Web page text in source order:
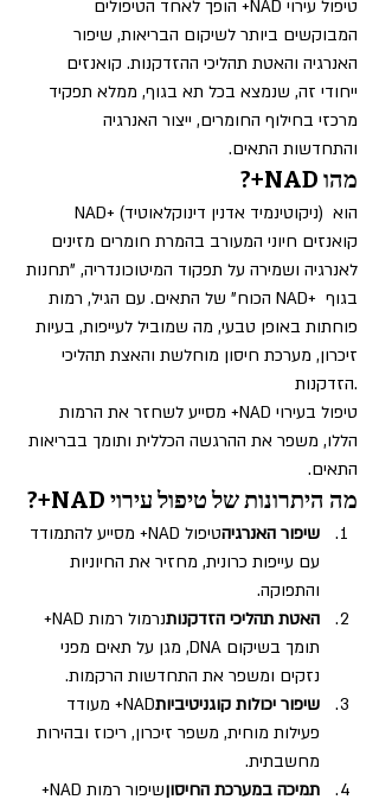
טיפול עירוי NAD+ הופך לאחד הטיפולים
המבוקשים ביותר לשיקום הבריאות, שיפור
האנרגיה והאטת תהליכי ההזדקנות. קואנזים
ייחודי זה, שנמצא בכל תא בגוף, ממלא תפקיד
מרכזי בחילוף החומרים, ייצור האנרגיה
והתחדשות התאים.
מהו NAD+?
NAD+ (ניקוטינמיד אדנין דינוקלאוטיד) הוא
קואנזים חיוני המעורב בהמרת חומרים מזינים
לאנרגיה ושמירה על תפקוד המיטוכונדריה, "תחנות
הכוח" של התאים. עם הגיל, רמות NAD+ בגוף
פוחתות באופן טבעי, מה שמוביל לעייפות, בעיות
זיכרון, מערכת חיסון מוחלשת והאצת תהליכי
הזדקנות.
טיפול בעירוי NAD+ מסייע לשחזר את הרמות
הללו, משפר את ההרגשה הכללית ותומך בבריאות
התאים.
מה היתרונות של טיפול עירוי NAD+?
שיפור האנרגיה
טיפול NAD+ מסייע להתמודד
עם עייפות כרונית, מחזיר את החיוניות
והתפוקה.
האטת תהליכי הזדקנות
נרמול רמות NAD+
תומך בשיקום DNA, מגן על תאים מפני
נזקים ומשפר את התחדשות הרקמות.
שיפור יכולות קוגניטיביות
NAD+ מעודד
פעילות מוחית, משפר זיכרון, ריכוז ובהירות
מחשבתית.
תמיכה במערכת החיסון
שיפור רמות NAD+